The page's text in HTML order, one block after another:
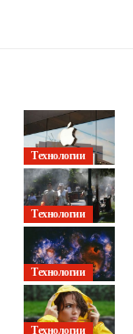
Технологии
Технологии
Технологии
Технологии